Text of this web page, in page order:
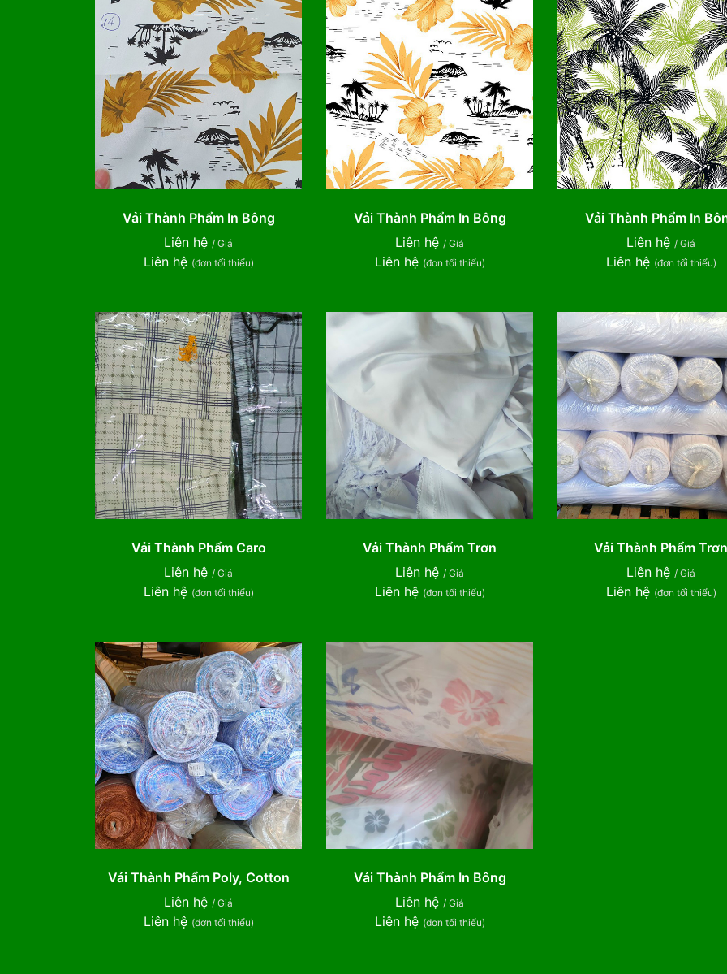
Vải Thành Phẩm In Bông
Liên hệ / Giá
Liên hệ (đơn tối thiểu)
Vải Thành Phẩm In Bông
Liên hệ / Giá
Liên hệ (đơn tối thiểu)
Vải Thành Phẩm In
Liên hệ / Giá
Liên hệ (đơn tối thiểu)
Vải Thành Phẩm Caro
Liên hệ / Giá
Liên hệ (đơn tối thiểu)
Vải Thành Phẩm Trơn
Liên hệ / Giá
Liên hệ (đơn tối thiểu)
Vải Thành Phẩm Trơn
Liên hệ / Giá
Liên hệ (đơn tối thiểu)
Vải Thành Phẩm Poly, Cotton
Liên hệ / Giá
Liên hệ (đơn tối thiểu)
Vải Thành Phẩm In Bông
Liên hệ / Giá
Liên hệ (đơn tối thiểu)